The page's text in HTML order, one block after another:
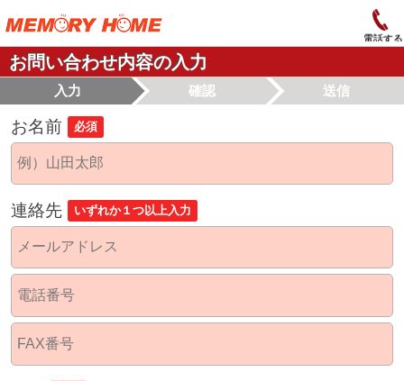
電話する
お問い合わせ内容の入力
入力 確認 送信
お名前 必須
連絡先 いずれか１つ以上入力